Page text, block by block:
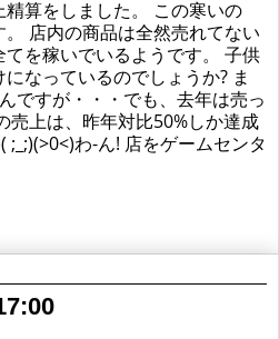
算をしました。 この寒いの
店内の商品は全然売れてない
を稼いでいるようです。 子供
なっているのでしょうか? ま
ですが・・・でも、去年は売っ
売上は、昨年対比50%しか達成
;_;)(>0<)わ-ん! 店をゲームセンタ